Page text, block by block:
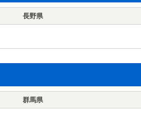
長野県
群馬県